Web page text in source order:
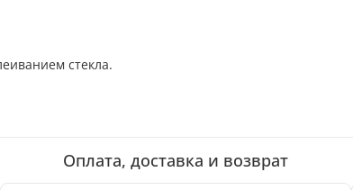
стекла.
Оплата, доставка и возврат